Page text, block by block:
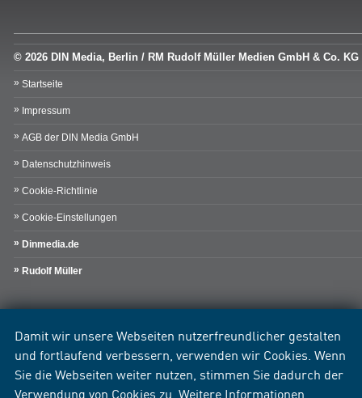
Damit wir unsere Webseiten nutzerfreundlicher gestalten
und fortlaufend verbessern, verwenden wir Cookies. Wenn
Sie die Webseiten weiter nutzen, stimmen Sie dadurch der
Verwendung von Cookies zu. Weitere Informationen
© 2026 DIN Media, Berlin / RM Rudolf Müller Medien GmbH & Co. KG
Startseite
Impressum
AGB der DIN Media GmbH
Datenschutzhinweis
Cookie-Richtlinie
Cookie-Einstellungen
Dinmedia.de
Rudolf Müller